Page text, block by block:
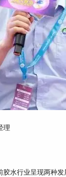
理
水行业呈现两种